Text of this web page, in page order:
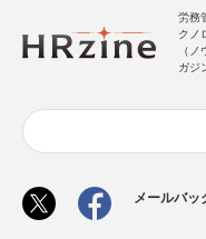
労務
クノ
（
ガジ
メールバッ